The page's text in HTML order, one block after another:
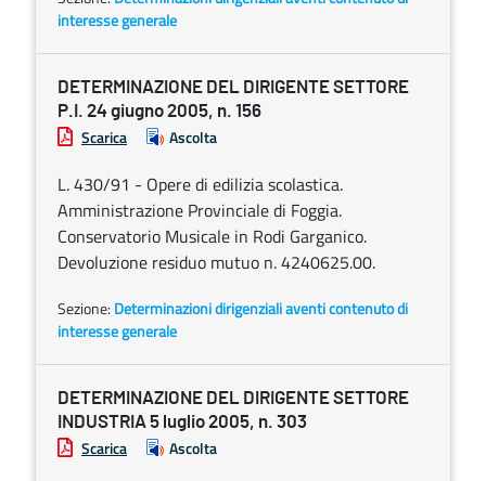
interesse generale
DETERMINAZIONE DEL DIRIGENTE SETTORE
P.I. 24 giugno 2005, n. 156
Scarica Ascolta
L. 430/91 - Opere di edilizia scolastica.
Amministrazione Provinciale di Foggia.
Conservatorio Musicale in Rodi Garganico.
Devoluzione residuo mutuo n. 4240625.00.
Sezione: Determinazioni dirigenziali aventi contenuto di
interesse generale
DETERMINAZIONE DEL DIRIGENTE SETTORE
INDUSTRIA 5 luglio 2005, n. 303
Scarica Ascolta